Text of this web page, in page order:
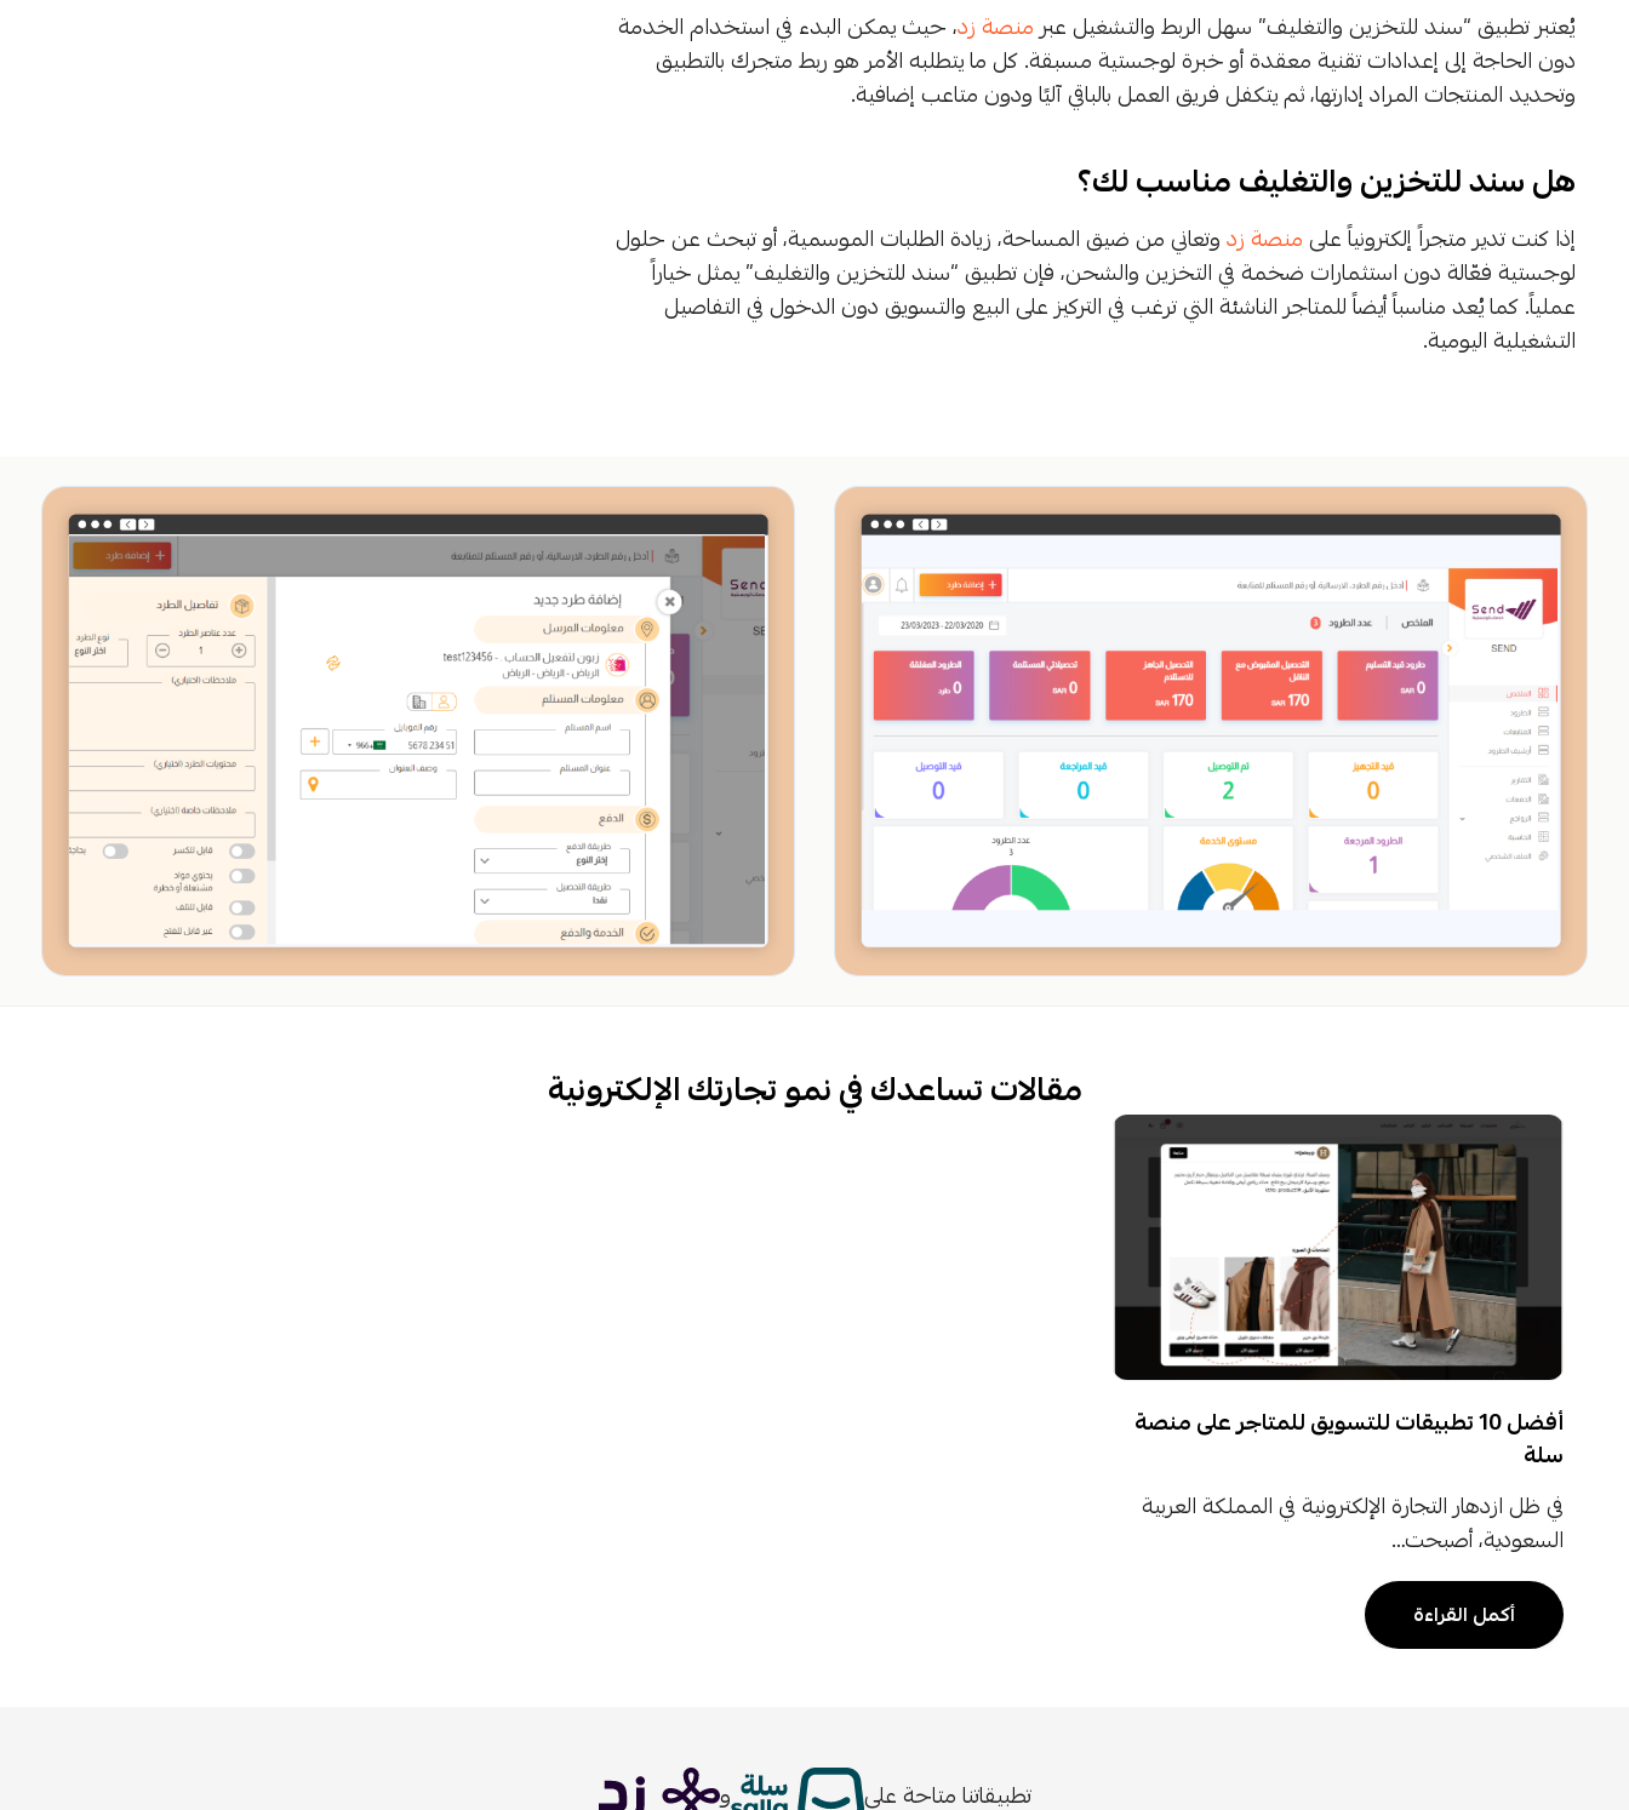
يُعتبر تطبيق “سند للتخزين والتغليف” سهل الربط والتشغيل عبرمنصة زد، حيث يمكن البدء في استخدام الخدمة
دون الحاجة إلى إعدادات تقنية معقدة أو خبرة لوجستية مسبقة. كل ما يتطلبه الأمر هو ربط متجرك بالتطبيق
وتحديد المنتجات المراد إدارتها، ثم يتكفل فريق العمل بالباقي آليًا ودون متاعب إضافية.
هل سند للتخزين والتغليف مناسب لك؟
إذا كنت تدير متجراً إلكترونياً علىمنصة زدوتعاني من ضيق المساحة، زيادة الطلبات الموسمية، أو تبحث عن حلول
لوجستية فعّالة دون استثمارات ضخمة في التخزين والشحن، فإن تطبيق “سند للتخزين والتغليف” يمثل خياراً
عملياً. كما يُعد مناسباً أيضاً للمتاجر الناشئة التي ترغب في التركيز على البيع والتسويق دون الدخول في التفاصيل
التشغيلية اليومية.
مقالات تساعدك في نمو تجارتك الإلكترونية
أفضل 10 تطبيقات للتسويق للمتاجر على منصة
سلة
في ظل ازدهار التجارة الإلكترونية في المملكة العربية
السعودية، أصبحت…
أكمل القراءة
تطبيقاتنا متاحة على و